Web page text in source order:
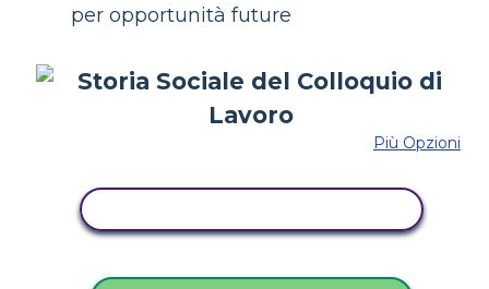
per opportunità future
Più Opzioni